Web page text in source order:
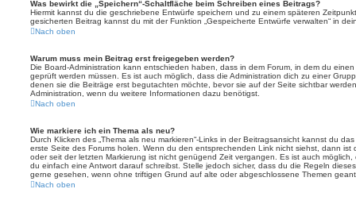
Was bewirkt die „Speichern“-Schaltfläche beim Schreiben eines Beitrags?
Hiermit kannst du die geschriebene Entwürfe speichern und zu einem späteren
gesicherten Beitrag kannst du mit der Funktion „Gespeicherte Entwürfe verwalten“ in
Nach oben
Warum muss mein Beitrag erst freigegeben werden?
Die Board-Administration kann entschieden haben, dass in dem Forum, in dem du
geprüft werden müssen. Es ist auch möglich, dass die Administration dich zu einer
denen sie die Beiträge erst begutachten möchte, bevor sie auf der Seite sichtbar
Administration, wenn du weitere Informationen dazu benötigst.
Nach oben
Wie markiere ich ein Thema als neu?
Durch Klicken des „Thema als neu markieren“-Links in der Beitragsansicht kannst du
erste Seite des Forums holen. Wenn du den entsprechenden Link nicht siehst, dann ist
oder seit der letzten Markierung ist nicht genügend Zeit vergangen. Es ist auch
du einfach eine Antwort darauf schreibst. Stelle jedoch sicher, dass du die Regeln
gerne gesehen, wenn ohne triftigen Grund auf alte oder abgeschlossene Themen
Nach oben